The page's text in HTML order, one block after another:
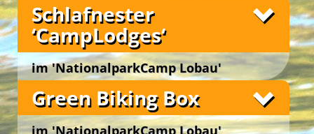
Schlafnester
‘CampLodges‘
im 'NationalparkCamp Lobau'
Wien 22., Lobaustraße 100, bei Groß Enzersdorf
Green Biking Box
im 'NationalparkCamp Lobau'